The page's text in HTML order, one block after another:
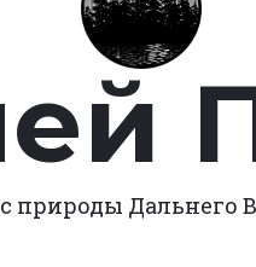
природы Дальнего